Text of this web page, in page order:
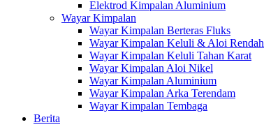
Elektrod Kimpalan Aluminium
Wayar Kimpalan
Wayar Kimpalan Berteras Fluks
Wayar Kimpalan Keluli & Aloi Rendah
Wayar Kimpalan Keluli Tahan Karat
Wayar Kimpalan Aloi Nikel
Wayar Kimpalan Aluminium
Wayar Kimpalan Arka Terendam
Wayar Kimpalan Tembaga
Berita